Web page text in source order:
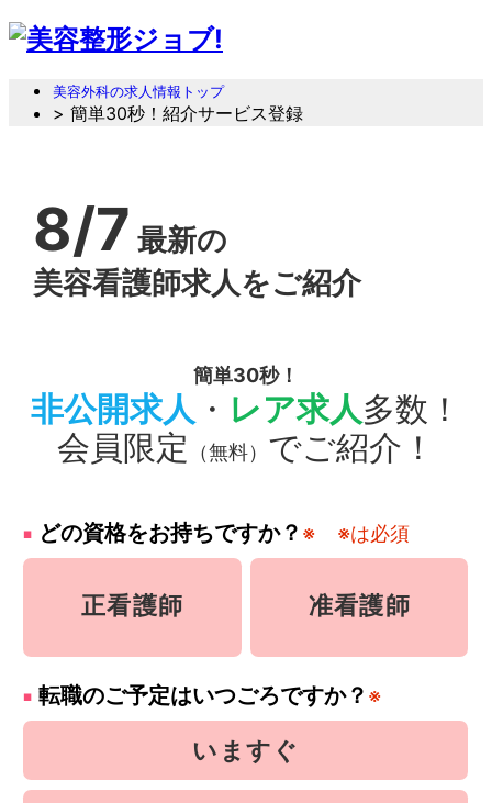
美容外科の求人情報トップ
> 簡単30秒！紹介サービス登録
8/7 最新の
美容看護師求人をご紹介
簡単30秒！
非公開求人 ・ レア求人多数！
会員限定
（無料） でご紹介！
どの資格をお持ちですか？ ※ ※は必須
正看護師 准看護師
転職のご予定はいつごろですか？ ※
いますぐ